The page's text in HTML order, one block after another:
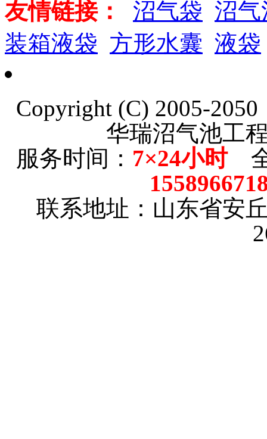
友情链接： 沼气袋 沼气
装箱液袋 方形水囊 液袋
Copyright (C) 2005-
华瑞沼气池工
服务时间： 7×24小时全
联系地址：山东省安